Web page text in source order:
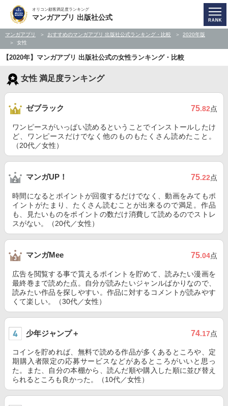
オリコン顧客満足度ランキング
マンガアプリ 出版社公式
マンガアプリ おすすめのマンガアプリ 出版社公式ランキング・比較
2020年版
女性
【2020年】マンガアプリ 出版社公式の女性ランキング・比較
女性 満足度ランキング
ゼブラック 75.82点
ワンピースがいっぱい読めるということでインストールしたけ
ど、ワンピースだけでなく他のものもたくさん読めたこと。
（20代／女性）
マンガUP！ 75.22点
時間になるとポイントが回復するだけでなく、動画をみてもポ
イントがたまり、たくさん読むことが出来るので満足。作品
も、見たいものをポイントの数だけ消費して読めるのでストレ
スがない。（20代／女性）
マンガMee 75.04点
広告を閲覧する事で貰えるポイントを貯めて、読みたい漫画を
最終巻まで読めた点。自分が読みたいジャンルばかりなので、
読みたい作品を探しやすい。作品に対するコメントが読みやす
くて楽しい。（30代／女性）
少年ジャンプ＋ 74.17点
コインを貯めれば、無料で読める作品が多くあるところや、定
期購入者限定の応募サービスなどがあるところがいいと思っ
た。また、自分の本棚から、読んだ順や購入した順に並び替え
られるところも良かった。（10代／女性）